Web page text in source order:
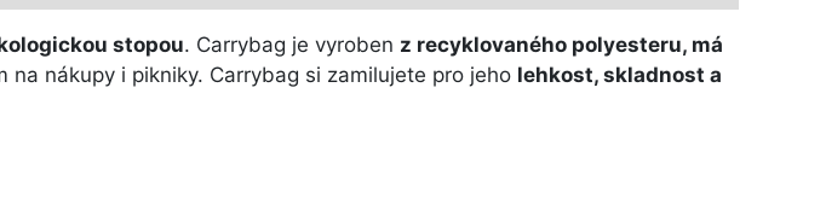
stopou. Carrybag je vyroben z recyklovaného polyesteru, má
na nákupy i pikniky. Carrybag si zamilujete pro jeho lehkost, skladnost a